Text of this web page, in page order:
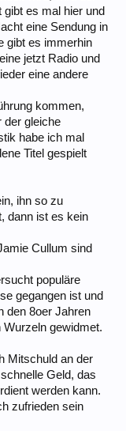
es mal hier und
eine Sendung in
gibt es immerhin
jetzt Radio und
eine andere
kommen,
der gleiche
habe ich mal
Titel gespielt
ihn so zu
dann ist es kein
Cullum sind
populäre
gegangen ist und
den 8oer Jahren
Wurzeln gewidmet.
Mitschuld an der
Geld, das
werden kann.
zufrieden sein